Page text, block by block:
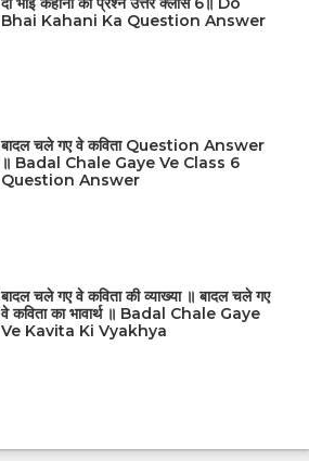
Bhai Kahani Ka Question Answer
बादल चले गए वे कविता Question Answer
॥ Badal Chale Gaye Ve Class 6
Question Answer
बादल चले गए वे कविता की व्याख्या ॥ बादल चले गए
वे कविता का भावार्थ ॥ Badal Chale Gaye
Ve Kavita Ki Vyakhya